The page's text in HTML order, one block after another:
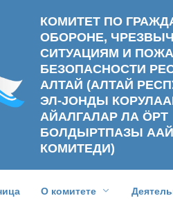
КОМИТЕТ ПО
ОБОРОНЕ,
СИТУАЦИЯМ И
БЕЗОПАСНОСТИ
АЛТАЙ (АЛТАЙ
ЭЛ-ЈОНДЫ
АЙАЛГАЛАР ЛА ӦРТ
БОЛДЫРТПАЗЫ
КОМИТЕДИ)
О комитете